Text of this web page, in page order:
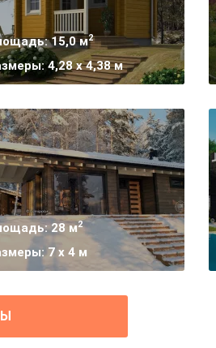
15,0 м2
4,28 x 4,38 м
28 м2
7 х 4 м